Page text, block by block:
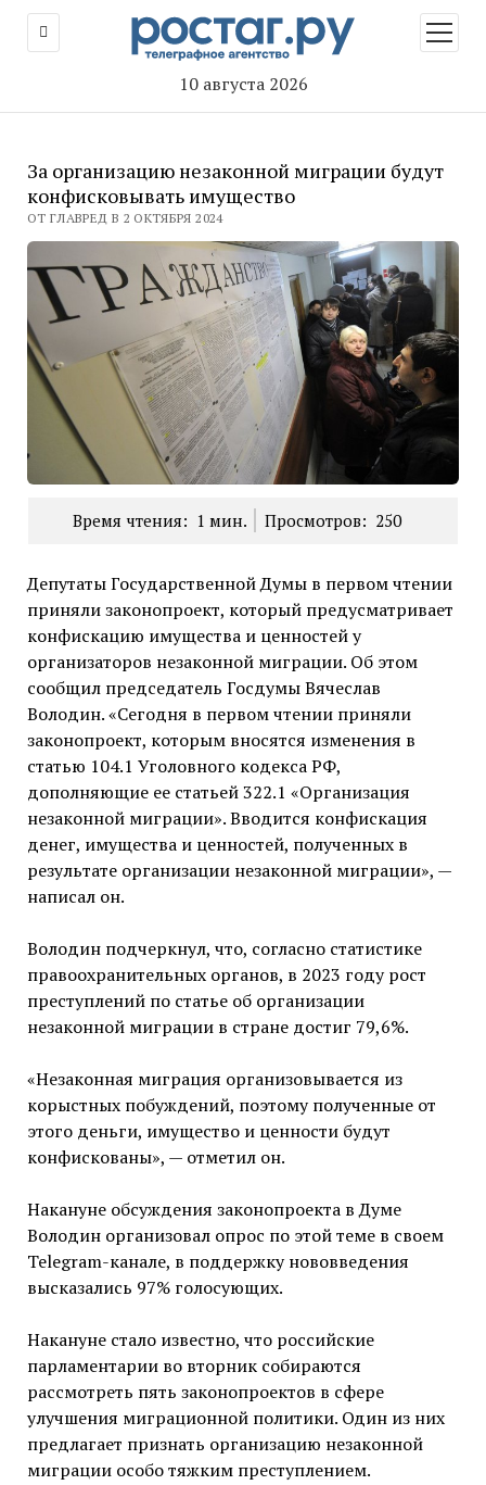
10 августа 2026
меню
За организацию незаконной миграции будут
конфисковывать имущество
ОТ ГЛАВРЕД В 2 ОКТЯБРЯ 2024
Время чтения: 1 мин. Просмотров: 250
Депутаты Государственной Думы в первом чтении
приняли законопроект, который предусматривает
конфискацию имущества и ценностей у
организаторов незаконной миграции. Об этом
сообщил председатель Госдумы Вячеслав
Володин. «Сегодня в первом чтении приняли
законопроект, которым вносятся изменения в
статью 104.1 Уголовного кодекса РФ,
дополняющие ее статьей 322.1 «Организация
незаконной миграции». Вводится конфискация
денег, имущества и ценностей, полученных в
результате организации незаконной миграции», —
написал он.
Володин подчеркнул, что, согласно статистике
правоохранительных органов, в 2023 году рост
преступлений по статье об организации
незаконной миграции в стране достиг 79,6%.
«Незаконная миграция организовывается из
корыстных побуждений, поэтому полученные от
этого деньги, имущество и ценности будут
конфискованы», — отметил он.
Накануне обсуждения законопроекта в Думе
Володин организовал опрос по этой теме в своем
Telegram-канале, в поддержку нововведения
высказались 97% голосующих.
Накануне стало известно, что российские
парламентарии во вторник собираются
рассмотреть пять законопроектов в сфере
улучшения миграционной политики. Один из них
предлагает признать организацию незаконной
миграции особо тяжким преступлением.